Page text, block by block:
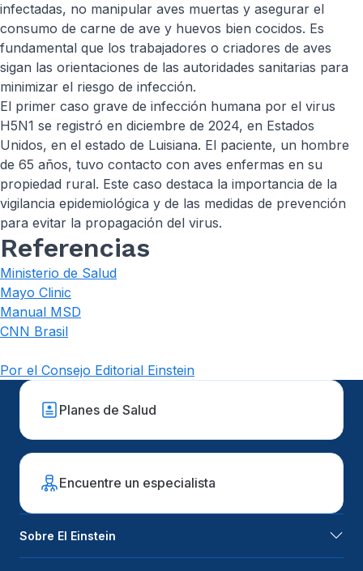
infectadas, no manipular aves muertas y asegurar el
consumo de carne de ave y huevos bien cocidos. Es
fundamental que los trabajadores o criadores de aves
sigan las orientaciones de las autoridades sanitarias para
minimizar el riesgo de infección.
El primer caso grave de infección humana por el virus
H5N1 se registró en diciembre de 2024, en Estados
Unidos, en el estado de Luisiana. El paciente, un hombre
de 65 años, tuvo contacto con aves enfermas en su
propiedad rural. Este caso destaca la importancia de la
vigilancia epidemiológica y de las medidas de prevención
para evitar la propagación del virus.
Referencias
Ministerio de Salud
Mayo Clinic
Manual MSD
CNN Brasil
Por el Consejo Editorial Einstein
Planes de Salud
Encuentre un especialista
Sobre El Einstein